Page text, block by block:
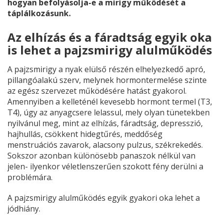
hogyan befolyásolja-e a mirigy működését a
táplálkozásunk.
Az elhízás és a fáradtság egyik oka
is lehet a pajzsmirigy alulműködés
A pajzsmirigy a nyak elülső részén elhelyezkedő apró,
pillangóalakú szerv, melynek hormontermelése szinte
az egész szervezet működésére hatást gyakorol.
Amennyiben a kelleténél kevesebb hormont termel (T3,
T4), úgy az anyagcsere lelassul, mely olyan tünetekben
nyilvánul meg, mint az elhízás, fáradtság, depresszió,
hajhullás, csökkent hidegtűrés, meddőség
menstruációs zavarok, alacsony pulzus, székrekedés.
Sokszor azonban különösebb panaszok nélkül van
jelen- ilyenkor véletlenszerűen szokott fény derülni a
problémára.
A pajzsmirigy alulműködés egyik gyakori oka lehet a
jódhiány.